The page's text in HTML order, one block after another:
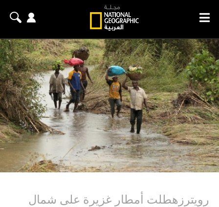
رويترزهطلت أمطار غزيرة على شمال